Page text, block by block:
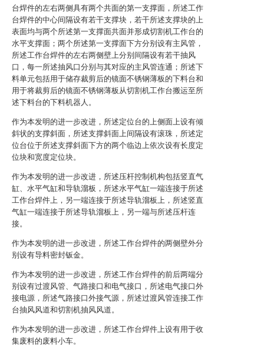
台焊件的左右两侧具有两个共面的第一支撑面，所述工作
台焊件的中心间隔设有若干支撑块，若干所述支撑块的上
表面均与两个所述第一支撑面共面并形成切割机工作台的
水平支撑面；两个所述第一支撑面下方分别设有主风管，
所述工作台焊件的左右两侧壁上分别间隔设有若干抽风
口，每一所述抽风口分别与其对应的主风管连通；所述下
料单元包括用于储存裁剪后的镜面不锈钢薄板的下料台和
用于将裁剪后的镜面不锈钢薄板从切割机工作台搬运至所
述下料台的下料机器人。
作为本发明的进一步改进，所述定位台的上侧面上设有倾
斜状的支撑斜面，所述支撑斜面上间隔设有滚珠，所述定
位台位于所述支撑斜面下方的两个临边上依次设有长度定
位块和宽度定位块。
作为本发明的进一步改进，所述压杆控制机构包括竖直气
缸、水平气缸和导轨溜板，所述水平气缸一端连接于所述
工作台焊件上，另一端连接于所述导轨溜板上，所述竖直
气缸一端连接于所述导轨溜板上，另一端与所述压杆连
接。
作为本发明的进一步改进，所述工作台焊件的两侧壁外分
别设有导料密封钣金。
作为本发明的进一步改进，所述工作台焊件的前后两端分
别设有过渡风管、气路接口和电气接口，所述电气接口外
接电源，所述气路接口外接气源，所述过渡风管连接工作
台抽风风道和切割机抽风风道。
作为本发明的进一步改进，所述工作台焊件上设有用于收
集废料的废料小车。